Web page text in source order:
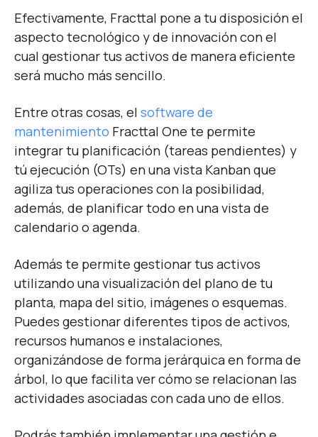
Efectivamente, Fracttal pone a tu disposición el
aspecto tecnológico y de innovación con el
cual gestionar tus activos de manera eficiente
será mucho más sencillo.
Entre otras cosas, el software de
mantenimiento Fracttal One te permite
integrar tu planificación (tareas pendientes) y
tú ejecución (OTs) en una vista Kanban que
agiliza tus operaciones con la posibilidad,
además, de planificar todo en una vista de
calendario o agenda.
Además te permite gestionar tus activos
utilizando una visualización del plano de tu
planta, mapa del sitio, imágenes o esquemas.
Puedes gestionar diferentes tipos de activos,
recursos humanos e instalaciones,
organizándose de forma jerárquica en forma de
árbol, lo que facilita ver cómo se relacionan las
actividades asociadas con cada uno de ellos.